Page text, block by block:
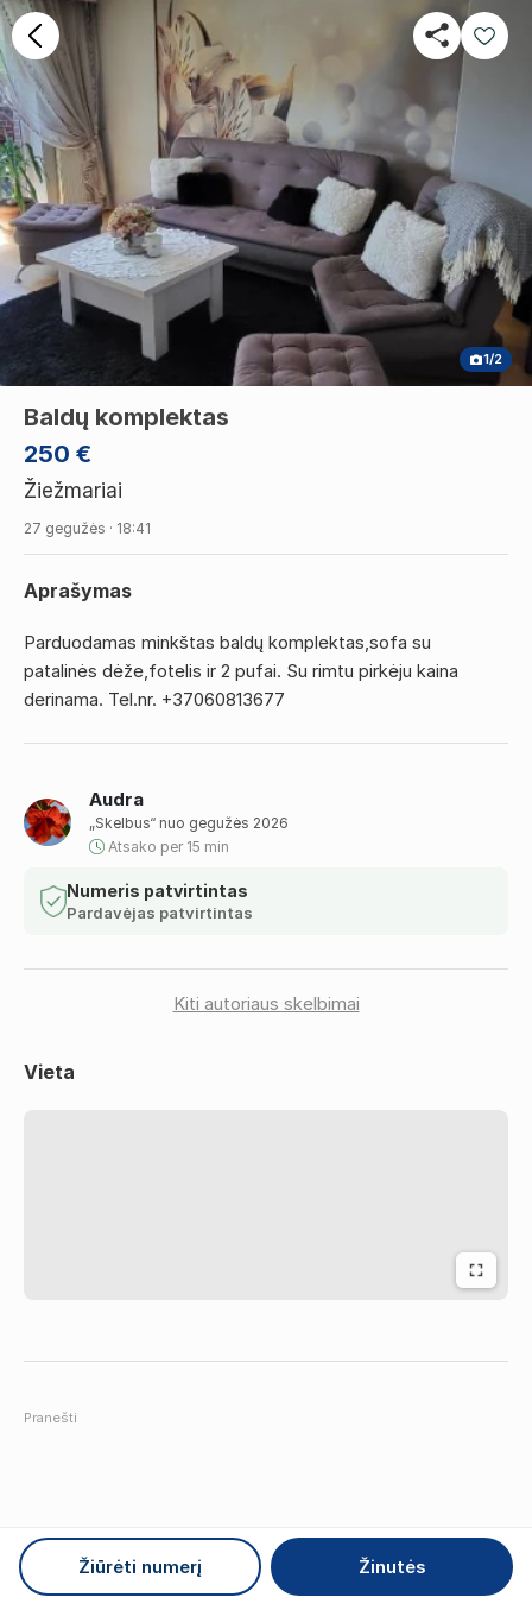
1/2
250 €
Baldų komplektas
Žiežmariai
27 gegužės · 18:41
Audra
„Skelbus“ nuo gegužės 2026
Atsako per 15 min
Numeris patvirtintas
Pardavėjas patvirtintas
Kiti autoriaus skelbimai
Aprašymas
Parduodamas minkštas baldų komplektas,sofa su
patalinės dėže,fotelis ir 2 pufai. Su rimtu pirkėju kaina
derinama. Tel.nr. +37060813677
Vieta
Pranešti
Žiūrėti numerį Žinutės